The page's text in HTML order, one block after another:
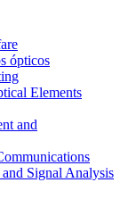
ópticos
Elements
and
Signal Analysis